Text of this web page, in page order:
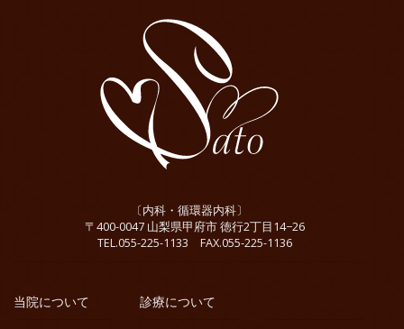
〔内科・循環器内科〕
〒400-0047 山梨県甲府市 徳行2丁目14−26
TEL.055-225-1133 FAX.055-225-1136
当院について 診療について